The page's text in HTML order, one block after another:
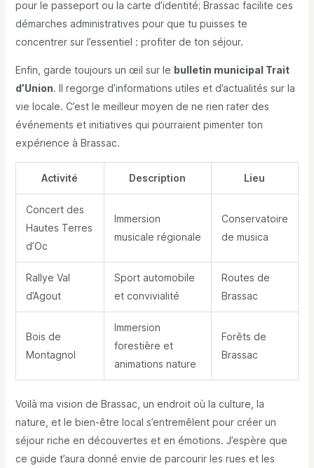
pour le passeport ou la carte d’identité; Brassac facilite ces
démarches administratives pour que tu puisses te
concentrer sur l’essentiel : profiter de ton séjour.
Enfin, garde toujours un œil sur le bulletin municipal Trait
d’Union. Il regorge d’informations utiles et d’actualités sur la
vie locale. C’est le meilleur moyen de ne rien rater des
événements et initiatives qui pourraient pimenter ton
expérience à Brassac.
Activité Description Lieu
Concert des
Hautes Terres
d’Oc
Immersion
musicale régionale
Conservatoire
de musica
Rallye Val
d’Agout
Sport automobile
et convivialité
Routes de
Brassac
Bois de
Montagnol
Immersion
forestière et
animations nature
Forêts de
Brassac
Voilà ma vision de Brassac, un endroit où la culture, la
nature, et le bien-être local s’entremêlent pour créer un
séjour riche en découvertes et en émotions. J’espère que
ce guide t’aura donné envie de parcourir les rues et les